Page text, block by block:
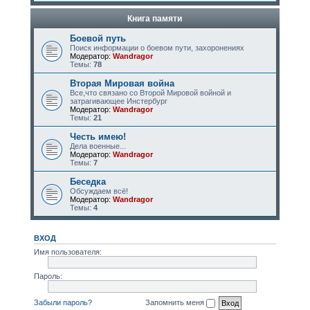
Книга памяти
Боевой путь
Поиск информации о боевом пути, захоронениях
Модератор: Wandragor
Темы: 78
Вторая Мировая война
Все,что связано со Второй Мировой войной и
затрагивающее Инстербург
Модератор: Wandragor
Темы: 21
Честь имею!
Дела военные...
Модератор: Wandragor
Темы: 7
Беседка
Обсуждаем всё!
Модератор: Wandragor
Темы: 4
ВХОД
Имя пользователя:
Пароль:
Забыли пароль? Запомнить меня